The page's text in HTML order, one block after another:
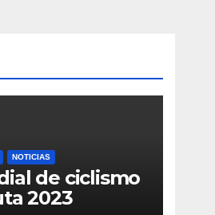
NOTICIAS
de ciclismo
2023